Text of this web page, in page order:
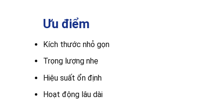
Ưu điểm
Kích thước nhỏ gọn
Trọng lượng nhẹ
Hiệu suất ổn định
Hoạt động lâu dài